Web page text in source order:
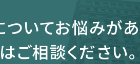
いてお悩みがあ
ご相談ください。